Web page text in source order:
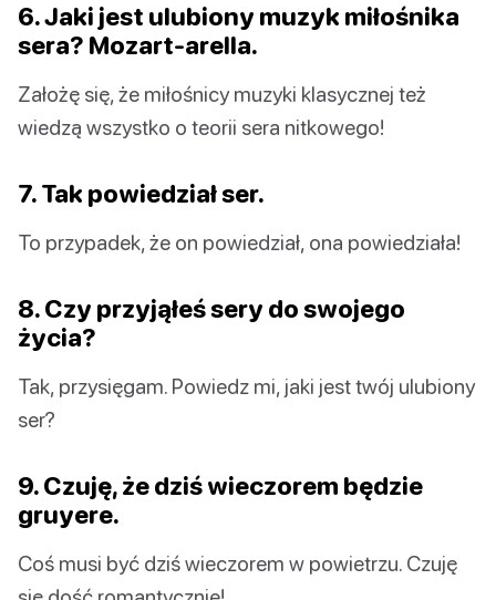
6. Jaki jest ulubiony muzyk miłośnika
sera? Mozart-arella.
Założę się, że miłośnicy muzyki klasycznej też
wiedzą wszystko o teorii sera nitkowego!
7. Tak powiedział ser.
To przypadek, że on powiedział, ona powiedziała!
8. Czy przyjąłeś sery do swojego
życia?
Tak, przysięgam. Powiedz mi, jaki jest twój ulubiony
ser?
9. Czuję, że dziś wieczorem będzie
gruyere.
Coś musi być dziś wieczorem w powietrzu. Czuję